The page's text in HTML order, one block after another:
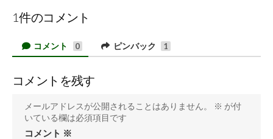
1件のコメント
コメント 0 ピンバック 1
コメントを残す
メールアドレスが公開されることはありません。 ※ が付
いている欄は必須項目です
コメント ※